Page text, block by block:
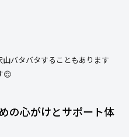
バタバタすることもあります
😌
の心がけとサポート体